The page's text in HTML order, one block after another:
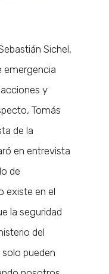
Sichel,
emergencia
y
Tomás
de la
en entrevista
de
existe en el
la seguridad
del
pueden